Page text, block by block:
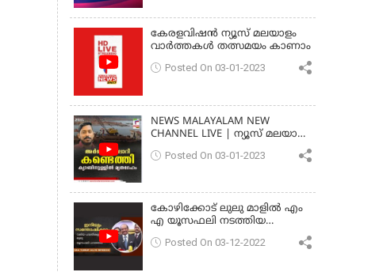
കേരളവിഷൻ ന്യൂസ് മലയാളം
വാർത്തകൾ തത്സമയം കാണാം
Posted On 03-01-2023
NEWS MALAYALAM NEW
CHANNEL LIVE | ന്യൂസ് മലയാളം
MALAYALAM
Posted On 03-01-2023
കോഴിക്കോട് ലുലു മാളിൽ എം
എ യൂസഫലി നടത്തിയ
പ്രസംഗം
Posted On 03-12-2022